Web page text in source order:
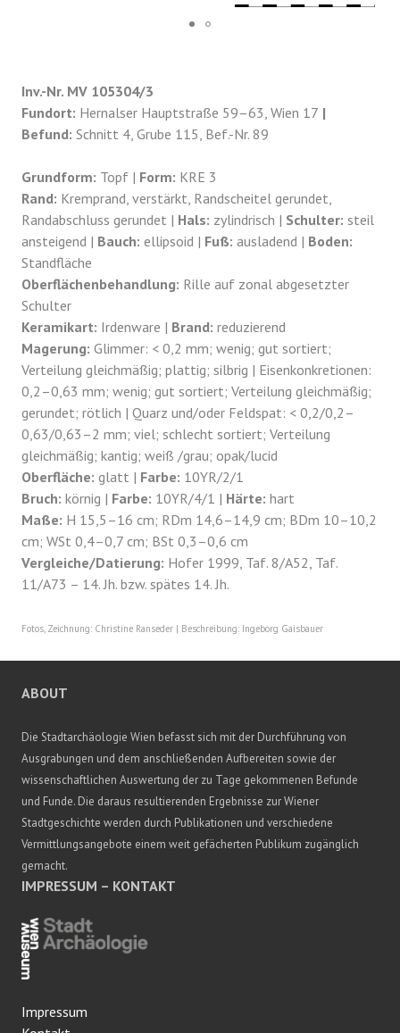
Inv.-Nr. MV 105304/3
Fundort: Hernalser Hauptstraße 59–63, Wien 17 |
Befund: Schnitt 4, Grube 115, Bef.-Nr. 89
Grundform: Topf | Form: KRE 3
Rand: Kremprand, verstärkt, Randscheitel gerundet,
Randabschluss gerundet | Hals: zylindrisch | Schulter: steil
ansteigend | Bauch: ellipsoid | Fuß: ausladend | Boden:
Standfläche
Oberflächenbehandlung: Rille auf zonal abgesetzter
Schulter
Keramikart: Irdenware | Brand: reduzierend
Magerung: Glimmer: < 0,2 mm; wenig; gut sortiert;
Verteilung gleichmäßig; plattig; silbrig | Eisenkonkretionen:
0,2–0,63 mm; wenig; gut sortiert; Verteilung gleichmäßig;
gerundet; rötlich | Quarz und/oder Feldspat: < 0,2/0,2–
0,63/0,63–2 mm; viel; schlecht sortiert; Verteilung
gleichmäßig; kantig; weiß /grau; opak/lucid
Oberfläche: glatt | Farbe: 10YR/2/1
Bruch: körnig | Farbe: 10YR/4/1 | Härte: hart
Maße: H 15,5–16 cm; RDm 14,6–14,9 cm; BDm 10–10,2
cm; WSt 0,4–0,7 cm; BSt 0,3–0,6 cm
Vergleiche/Datierung: Hofer 1999, Taf. 8/A52, Taf.
11/A73 – 14. Jh. bzw. spätes 14. Jh.
Fotos, Zeichnung: Christine Ranseder | Beschreibung: Ingeborg Gaisbauer
ABOUT
Die Stadtarchäologie Wien befasst sich mit der Durchführung von
Ausgrabungen und dem anschließenden Aufbereiten sowie der
wissenschaftlichen Auswertung der zu Tage gekommenen Befunde
und Funde. Die daraus resultierenden Ergebnisse zur Wiener
Stadtgeschichte werden durch Publikationen und verschiedene
Vermittlungsangebote einem weit gefächerten Publikum zugänglich
gemacht.
IMPRESSUM – KONTAKT
Impressum